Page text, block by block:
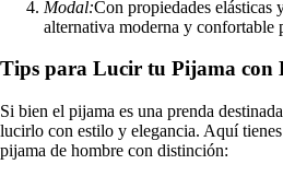
Modal:Con propiedades elásticas
alternativa moderna y confortable
Tips para Lucir tu Pijama con
Si bien el pijama es una prenda
lucirlo con estilo y elegancia. Aquí
pijama de hombre con distinción: